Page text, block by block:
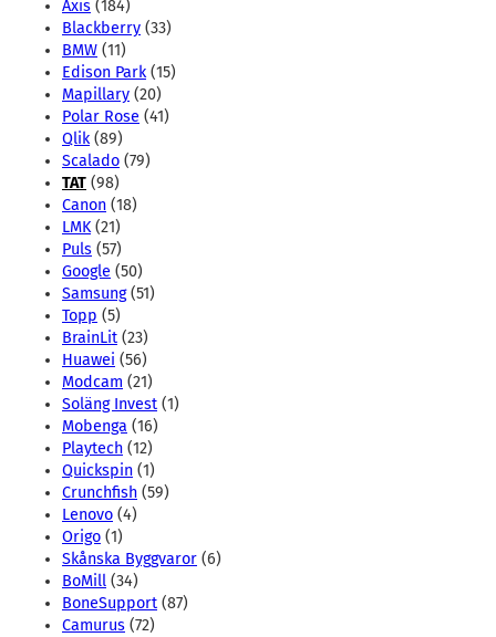
Axis (184)
Blackberry (33)
BMW (11)
Edison Park(15)
Mapillary (20)
Polar Rose (41)
Qlik(89)
Scalado (79)
TAT (98)
Canon (18)
LMK(21)
Puls (57)
Google (50)
Samsung(51)
Topp (5)
BrainLit (23)
Huawei (56)
Modcam (21)
Soläng Invest (1)
Mobenga (16)
Playtech (12)
Quickspin (1)
Crunchfish (59)
Lenovo (4)
Origo (1)
Skånska Byggvaror (6)
BoMill (34)
BoneSupport (87)
Camurus (72)